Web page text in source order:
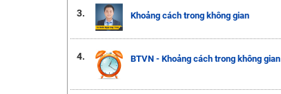
3. Khoảng cách trong không gian
4. BTVN - Khoảng cách trong không gian